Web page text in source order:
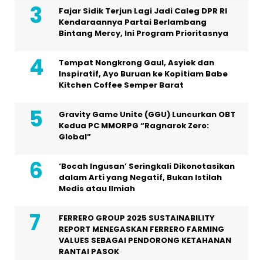
Fajar Sidik Terjun Lagi Jadi Caleg DPR RI
Kendaraannya Partai Berlambang
Bintang Mercy, Ini Program Prioritasnya
Tempat Nongkrong Gaul, Asyiek dan
Inspiratif, Ayo Buruan ke Kopitiam Babe
Kitchen Coffee Semper Barat
Gravity Game Unite (GGU) Luncurkan OBT
Kedua PC MMORPG “Ragnarok Zero:
Global”
‘Bocah Ingusan’ Seringkali Dikonotasikan
dalam Arti yang Negatif, Bukan Istilah
Medis atau Ilmiah
FERRERO GROUP 2025 SUSTAINABILITY
REPORT MENEGASKAN FERRERO FARMING
VALUES SEBAGAI PENDORONG KETAHANAN
RANTAI PASOK